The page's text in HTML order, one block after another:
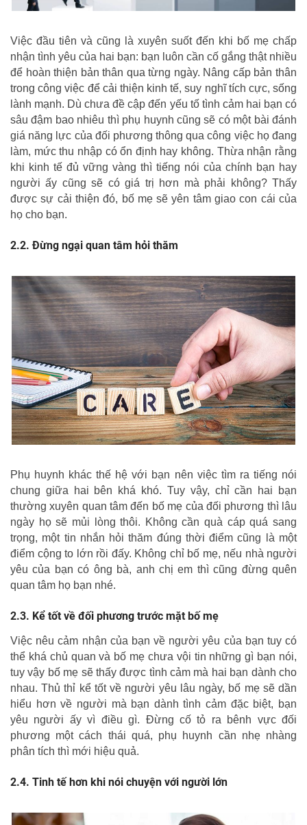
Việc đầu tiên và cũng là xuyên suốt đến khi bố mẹ chấp
nhận tình yêu của hai bạn: bạn luôn cần cố gắng thật nhiều
để hoàn thiện bản thân qua từng ngày. Nâng cấp bản thân
trong công việc để cải thiện kinh tế, suy nghĩ tích cực, sống
lành mạnh. Dù chưa đề cập đến yếu tố tình cảm hai bạn có
sâu đậm bao nhiêu thì phụ huynh cũng sẽ có một bài đánh
giá năng lực của đối phương thông qua công việc họ đang
làm, mức thu nhập có ổn định hay không. Thừa nhận rằng
khi kinh tế đủ vững vàng thì tiếng nói của chính bạn hay
người ấy cũng sẽ có giá trị hơn mà phải không? Thấy
được sự cải thiện đó, bố mẹ sẽ yên tâm giao con cái của
họ cho bạn.
Đừng ngại quan tâm hỏi thăm
Phụ huynh khác thế hệ với bạn nên việc tìm ra tiếng nói
chung giữa hai bên khá khó. Tuy vậy, chỉ cần hai bạn
thường xuyên quan tâm đến bố mẹ của đối phương thì lâu
ngày họ sẽ mủi lòng thôi. Không cần quà cáp quá sang
trọng, một tin nhắn hỏi thăm đúng thời điểm cũng là một
điểm cộng to lớn rồi đấy. Không chỉ bố mẹ, nếu nhà người
yêu của bạn có ông bà, anh chị em thì cũng đừng quên
quan tâm họ bạn nhé.
Kể tốt về đối phương trước mặt bố mẹ
Việc nêu cảm nhận của bạn về người yêu của bạn tuy có
thể khá chủ quan và bố mẹ chưa vội tin những gì bạn nói,
tuy vậy bố mẹ sẽ thấy được tình cảm mà hai bạn dành cho
nhau. Thủ thỉ kể tốt về người yêu lâu ngày, bố mẹ sẽ dần
hiểu hơn về người mà bạn dành tình cảm đặc biệt, bạn
yêu người ấy vì điều gì. Đừng cố tỏ ra bênh vực đối
phương một cách thái quá, phụ huynh cần nhẹ nhàng
phân tích thì mới hiệu quả.
Tinh tế hơn khi nói chuyện với người lớn